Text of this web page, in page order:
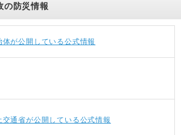
の防災情報
体が公開している公式情報
交通省が公開している公式情報